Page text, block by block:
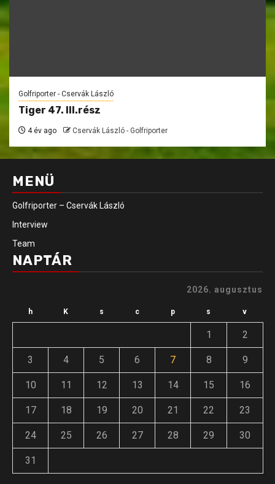
Golfriporter - Cservák László
Tiger 47. III.rész
4 év ago Cservák László - Golfriporter
MENÜ
Golfriporter – Cservák László
Interview
Team
NAPTÁR
2026. augusztus
h K s c p s v
1 2
3 4 5 6 7 8 9
10 11 12 13 14 15 16
17 18 19 20 21 22 23
24 25 26 27 28 29 30
31